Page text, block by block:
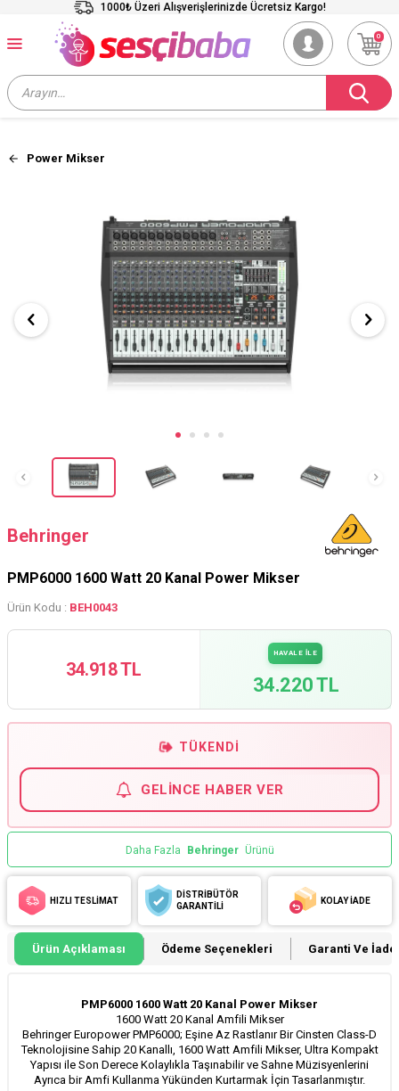
1000₺ Üzeri Alışverişlerinizde Ücretsiz Kargo!
0
Power Mikser
Behringer
PMP6000 1600 Watt 20 Kanal Power Mikser
Ürün Kodu : BEH0043
34.918 TL
HAVALE İLE
34.220 TL
TÜKENDI
GELINCE HABER VER
Daha Fazla Behringer Ürünü
HIZLI TESLİMAT
DİSTRİBÜTÖR
GARANTİLİ
KOLAY İADE
Ürün Açıklaması Ödeme Seçenekleri Garanti Ve İade
PMP6000 1600 Watt 20 Kanal Power Mikser
1600 Watt 20 Kanal Amfili Mikser
Behringer Europower PMP6000; Eşine Az Rastlanır Bir Cinsten Class-D
Teknolojisine Sahip 20 Kanallı, 1600 Watt Amfili Mikser, Ultra Kompakt
Yapısı ile Son Derece Kolaylıkla Taşınabilir ve Sahne Müzisyenlerini
Ayrıca bir Amfi Kullanma Yükünden Kurtarmak İçin Tasarlanmıştır.